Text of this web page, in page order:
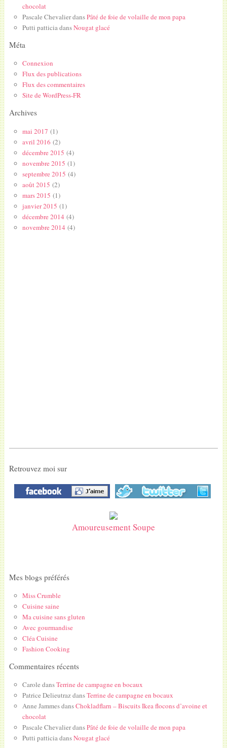
chocolat
Pascale ChevalierdansPâté de foie de volaille de mon papa
Putti patticiadansNougat glacé
Méta
Connexion
Flux des publications
Flux des commentaires
Site de WordPress-FR
Archives
mai 2017 (1)
avril 2016 (2)
décembre 2015 (4)
novembre 2015 (1)
septembre 2015 (4)
août 2015 (2)
mars 2015 (1)
janvier 2015 (1)
décembre 2014(4)
novembre 2014(4)
Retrouvez moi sur
Amoureusement Soupe
Mes blogs préférés
Miss Crumble
Cuisine saine
Ma cuisine sans gluten
Avec gourmandise
Cléa Cuisine
Fashion Cooking
Commentaires récents
Carole dansTerrine de campagne en bocaux
Patrice DelieutrazdansTerrine de campagne en bocaux
Anne JammesdansChokladflarn – Biscuits Ikea flocons d’avoine et
chocolat
Pascale ChevalierdansPâté de foie de volaille de mon papa
Putti patticiadansNougat glacé